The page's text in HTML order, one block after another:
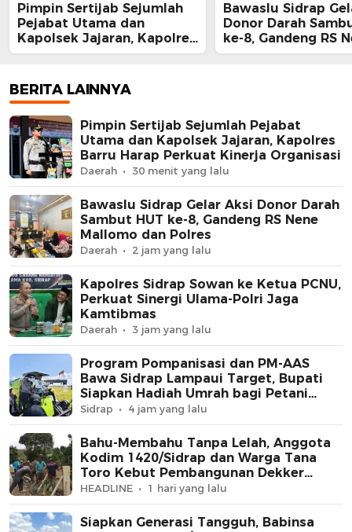
Pimpin Sertijab Sejumlah
Pejabat Utama dan
Kapolsek Jajaran, Kapolres
Barru Harap Perkuat
Bawaslu Sidrap
Donor Darah
ke-8, Gandeng RS
Mallomo dan
BERITA LAINNYA
Pimpin Sertijab Sejumlah Pejabat
Utama dan Kapolsek Jajaran, Kapolres
Barru Harap Perkuat Kinerja Organisasi
Daerah 30 menit yang lalu
Bawaslu Sidrap Gelar Aksi Donor Darah
Sambut HUT ke-8, Gandeng RS Nene
Mallomo dan Polres
Daerah 2 jam yang lalu
Kapolres Sidrap Sowan ke Ketua PCNU,
Perkuat Sinergi Ulama-Polri Jaga
Kamtibmas
Daerah 3 jam yang lalu
Program Pompanisasi dan PM-AAS
Bawa Sidrap Lampaui Target, Bupati
Siapkan Hadiah Umrah bagi Petani
Berprestasi
Sidrap 4 jam yang lalu
Bahu-Membahu Tanpa Lelah, Anggota
Kodim 1420/Sidrap dan Warga Tana
Toro Kebut Pembangunan Dekker
Jembatan Beton
HEADLINE 1 hari yang lalu
Siapkan Generasi Tangguh, Babinsa